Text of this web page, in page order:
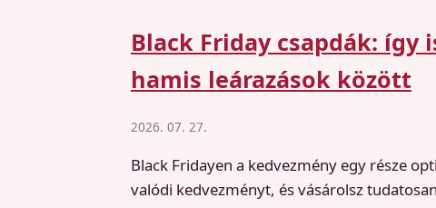
Black Friday csapdák:
hamis leárazások között
2026. 07. 27.
Black Fridayen a kedvezmény egy része
valódi kedvezményt, és vásárolsz